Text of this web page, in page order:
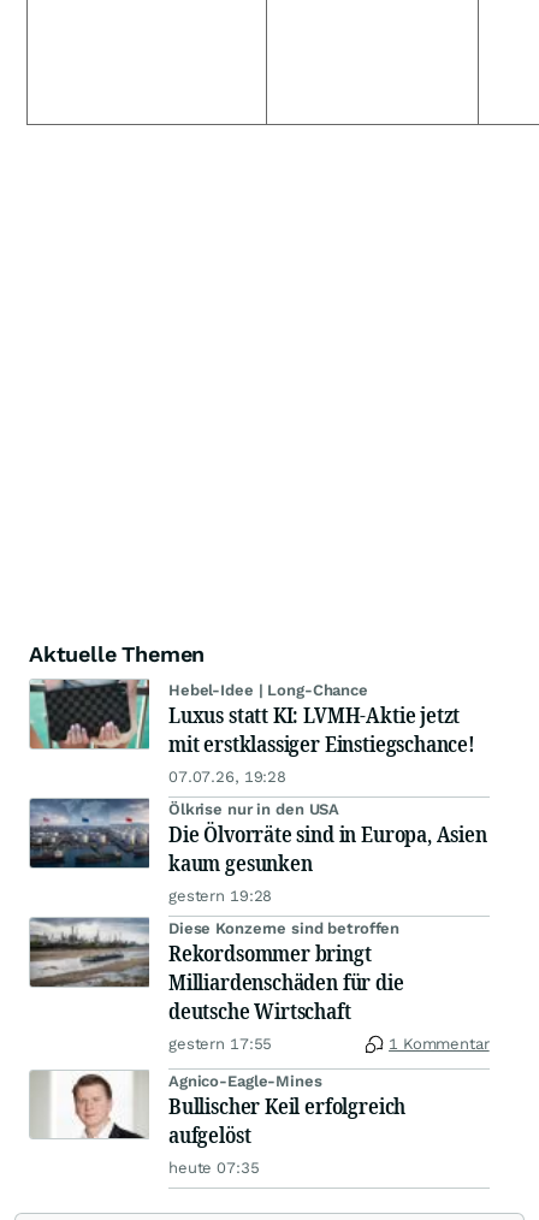
Aktuelle Themen
Hebel-Idee | Long-Chance
Luxus statt KI: LVMH-Aktie jetzt
mit erstklassiger Einstiegschance!
07.07.26, 19:28
Ölkrise nur in den USA
Die Ölvorräte sind in Europa, Asien
kaum gesunken
gestern 19:28
Diese Konzerne sind betroffen
Rekordsommer bringt
Milliardenschäden für die
deutsche Wirtschaft
gestern 17:55 1 Kommentar
Agnico-Eagle-Mines
Bullischer Keil erfolgreich
aufgelöst
heute 07:35